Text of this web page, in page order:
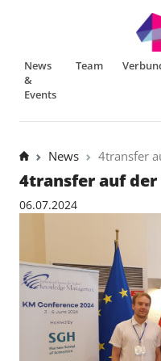
News
&
Events
Team
News 4transfer
4transfer auf der
06.07.2024